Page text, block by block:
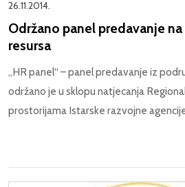
26.11.2014.
Održano panel predavanje
resursa
„HR panel“ – panel predavanje iz
održano je u sklopu natjecanja
prostorijama Istarske razvojne